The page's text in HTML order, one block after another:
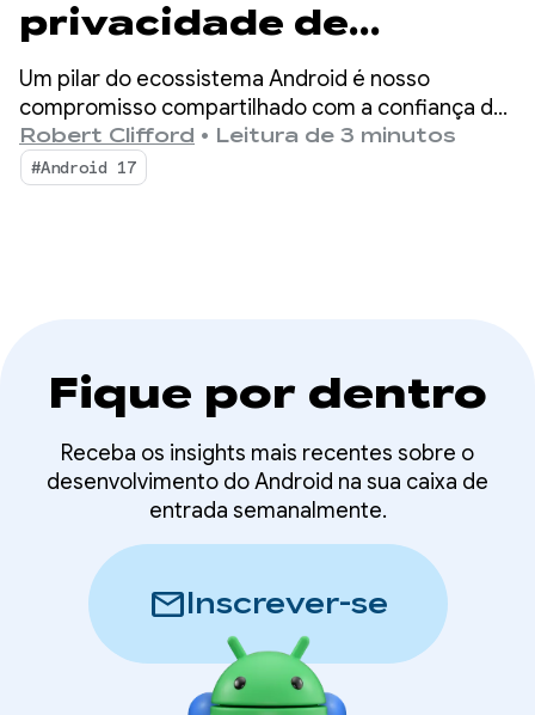
privacidade de
localização: novas
ferramentas e
melhorias para o
Um pilar do ecossistema Android é nosso
compromisso compartilhado com a confiança do
usuário. À medida que o cenário móvel evoluiu,
nossa abordagem para proteger informações
sensíveis também mudou.
Robert Clifford • Leitura de 3 minutos
#Android 17
Fique por dentro
Receba os insights mais recentes sobre o
desenvolvimento do Android na sua caixa de
entrada semanalmente.
mailInscrever-se